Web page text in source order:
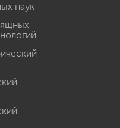
наук